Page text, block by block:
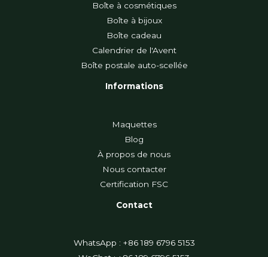
Boîte à cosmétiques
Boîte à bijoux
Boîte cadeau
Calendrier de l'Avent
Boîte postale auto-scellée
Informations
Maquettes
Blog
À propos de nous
Nous contacter
Certification FSC
Contact
WhatsApp : +86 189 6796 5153